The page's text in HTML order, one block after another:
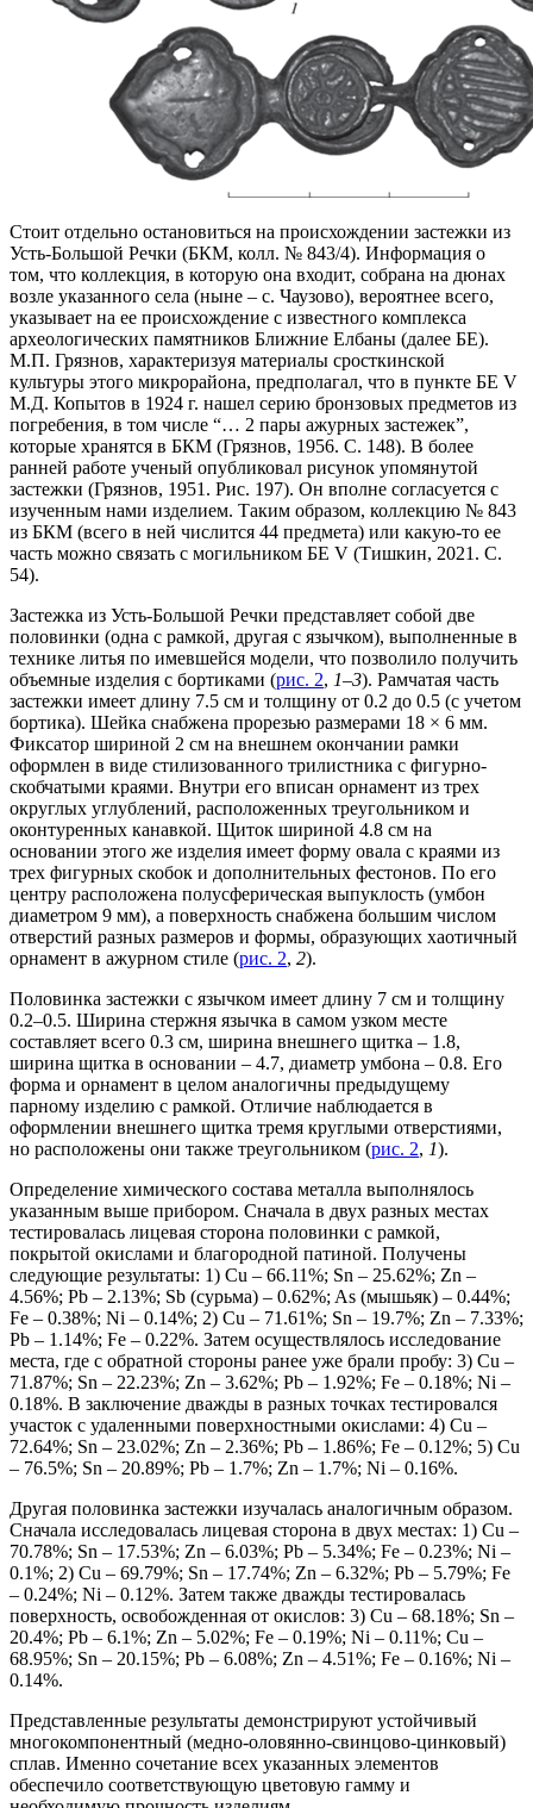
Стоит отдельно остановиться на происхождении застежки из
Усть-Большой Речки (БКМ, колл. № 843/4). Информация о
том, что коллекция, в которую она входит, собрана на дюнах
возле указанного села (ныне – с. Чаузово), вероятнее всего,
указывает на ее происхождение с известного комплекса
археологических памятников Ближние Елбаны (далее БЕ).
М.П. Грязнов, характеризуя материалы сросткинской
культуры этого микрорайона, предполагал, что в пункте БЕ V
М.Д. Копытов в 1924 г. нашел серию бронзовых предметов из
погребения, в том числе “… 2 пары ажурных застежек”,
которые хранятся в БКМ (Грязнов, 1956. С. 148). В более
ранней работе ученый опубликовал рисунок упомянутой
застежки (Грязнов, 1951. Рис. 197). Он вполне согласуется с
изученным нами изделием. Таким образом, коллекцию № 843
из БКМ (всего в ней числится 44 предмета) или какую-то ее
часть можно связать с могильником БЕ V (Тишкин, 2021. С.
54).
Застежка из Усть-Большой Речки представляет собой две
половинки (одна с рамкой, другая с язычком), выполненные в
технике литья по имевшейся модели, что позволило получить
объемные изделия с бортиками (рис. 2, 1–3). Рамчатая часть
застежки имеет длину 7.5 см и толщину от 0.2 до 0.5 (с учетом
бортика). Шейка снабжена прорезью размерами 18 × 6 мм.
Фиксатор шириной 2 см на внешнем окончании рамки
оформлен в виде стилизованного трилистника с фигурно-
скобчатыми краями. Внутри его вписан орнамент из трех
округлых углублений, расположенных треугольником и
оконтуренных канавкой. Щиток шириной 4.8 см на
основании этого же изделия имеет форму овала с краями из
трех фигурных скобок и дополнительных фестонов. По его
центру расположена полусферическая выпуклость (умбон
диаметром 9 мм), а поверхность снабжена большим числом
отверстий разных размеров и формы, образующих хаотичный
орнамент в ажурном стиле (рис. 2, 2).
Половинка застежки с язычком имеет длину 7 см и толщину
0.2–0.5. Ширина стержня язычка в самом узком месте
составляет всего 0.3 см, ширина внешнего щитка – 1.8,
ширина щитка в основании – 4.7, диаметр умбона – 0.8. Его
форма и орнамент в целом аналогичны предыдущему
парному изделию с рамкой. Отличие наблюдается в
оформлении внешнего щитка тремя круглыми отверстиями,
но расположены они также треугольником (рис. 2, 1).
Определение химического состава металла выполнялось
указанным выше прибором. Сначала в двух разных местах
тестировалась лицевая сторона половинки с рамкой,
покрытой окислами и благородной патиной. Получены
следующие результаты: 1) Cu – 66.11%; Sn – 25.62%; Zn –
4.56%; Pb – 2.13%; Sb (сурьма) – 0.62%; As (мышьяк) – 0.44%;
Fe – 0.38%; Ni – 0.14%; 2) Cu – 71.61%; Sn – 19.7%; Zn – 7.33%;
Pb – 1.14%; Fe – 0.22%. Затем осуществлялось исследование
места, где с обратной стороны ранее уже брали пробу: 3) Cu –
71.87%; Sn – 22.23%; Zn – 3.62%; Pb – 1.92%; Fe – 0.18%; Ni –
0.18%. В заключение дважды в разных точках тестировался
участок с удаленными поверхностными окислами: 4) Cu –
72.64%; Sn – 23.02%; Zn – 2.36%; Pb – 1.86%; Fe – 0.12%; 5) Cu
– 76.5%; Sn – 20.89%; Pb – 1.7%; Zn – 1.7%; Ni – 0.16%.
Другая половинка застежки изучалась аналогичным образом.
Сначала исследовалась лицевая сторона в двух местах: 1) Cu –
70.78%; Sn – 17.53%; Zn – 6.03%; Pb – 5.34%; Fe – 0.23%; Ni –
0.1%; 2) Cu – 69.79%; Sn – 17.74%; Zn – 6.32%; Pb – 5.79%; Fe
– 0.24%; Ni – 0.12%. Затем также дважды тестировалась
поверхность, освобожденная от окислов: 3) Cu – 68.18%; Sn –
20.4%; Pb – 6.1%; Zn – 5.02%; Fe – 0.19%; Ni – 0.11%; Cu –
68.95%; Sn – 20.15%; Pb – 6.08%; Zn – 4.51%; Fe – 0.16%; Ni –
0.14%.
Представленные результаты демонстрируют устойчивый
многокомпонентный (медно-оловянно-свинцово-цинковый)
сплав. Именно сочетание всех указанных элементов
обеспечило соответствующую цветовую гамму и